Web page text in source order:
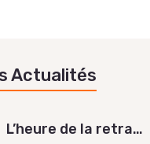
Actualités
L’heure de la retra…